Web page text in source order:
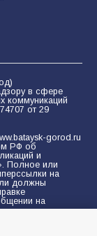
в сфере
коммуникаций
от 29
gorod.ru
РФ об
и
Полное или
на
должны
на